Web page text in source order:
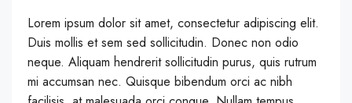
Lorem ipsum dolor sit amet, consectetur adipiscing elit.
Duis mollis et sem sed sollicitudin. Donec non odio
neque. Aliquam hendrerit sollicitudin purus, quis rutrum
mi accumsan nec. Quisque bibendum orci ac nibh